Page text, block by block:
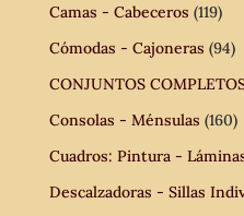
Camas - Cabeceros (119)
Cómodas - Cajoneras (94)
CONJUNTOS
Consolas - Ménsulas (160)
Cuadros: Pintura -
Descalzadoras - Sillas